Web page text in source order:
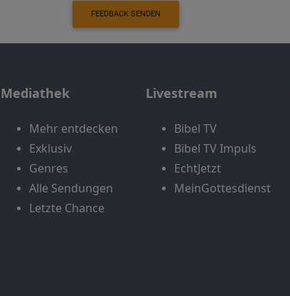
FEEDBACK SENDEN
Mediathek
Mehr entdecken
Exklusiv
Genres
Alle Sendungen
Letzte Chance
Livestream
Bibel TV
Bibel TV Impuls
EchtJetzt
MeinGottesdienst